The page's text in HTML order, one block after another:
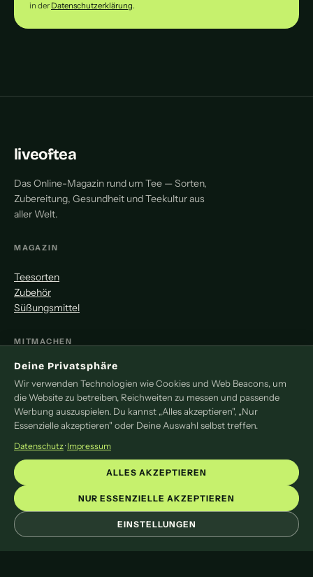
in der Datenschutzerklärung.
liveoftea
Das Online-Magazin rund um Tee — Sorten,
Zubereitung, Gesundheit und Teekultur aus
aller Welt.
MAGAZIN
Teesorten
Zubehör
Süßungsmittel
MITMACHEN
Redaktion
Pressemitteilung
Newsletter
Kontakt
LEGAL
Impressum
Datenschutz
Cookie-Einstellungen
Deine Privatsphäre
Wir verwenden Technologien wie Cookies und Web Beacons, um
die Website zu betreiben, Reichweiten zu messen und passende
Werbung auszuspielen. Du kannst „Alles akzeptieren", „Nur
Essenzielle akzeptieren" oder Deine Auswahl selbst treffen.
Datenschutz·Impressum
EINSTELLUNGEN
NUR ESSENZIELLE AKZEPTIEREN
ALLES AKZEPTIEREN